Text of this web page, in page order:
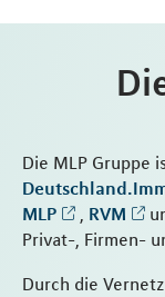
Die MLP Gruppe
MLP
RVM
Privat-, Firmen-
Durch die